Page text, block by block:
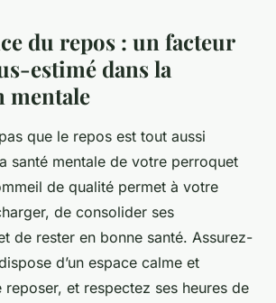
du repos : un facteur
estimé dans la
mentale
que le repos est tout aussi
santé mentale de votre perroquet
de qualité permet à votre
de consolider ses
de rester en bonne santé. Assurez-
d’un espace calme et
reposer, et respectez ses heures de